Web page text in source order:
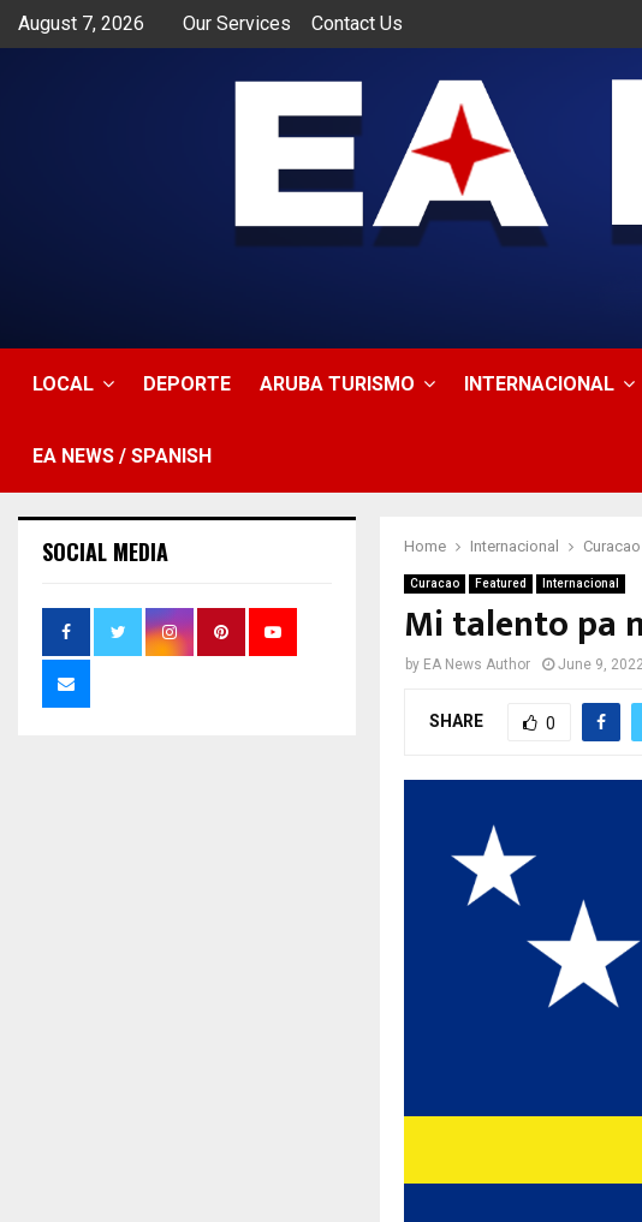
August 7, 2026 Our Services Contact Us
LOCAL DEPORTE ARUBA TURISMO INTERNACIONAL
EA NEWS / SPANISH
Home Internacional Curacao
Curacao Featured Internacional
Mi talento pa
by EA News Author June 9,
SHARE 0
SOCIAL MEDIA